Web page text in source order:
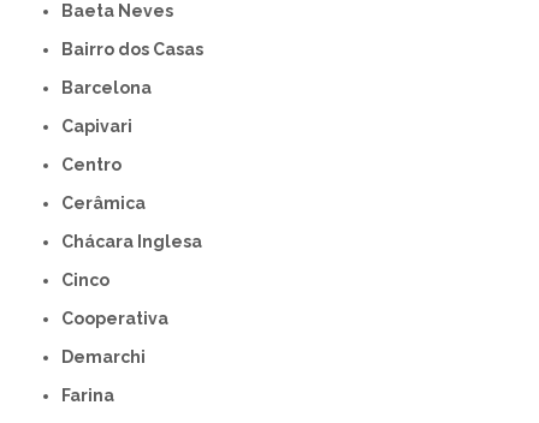
Baeta Neves
Bairro dos Casas
Barcelona
Capivari
Centro
Cerâmica
Chácara Inglesa
Cinco
Cooperativa
Demarchi
Farina